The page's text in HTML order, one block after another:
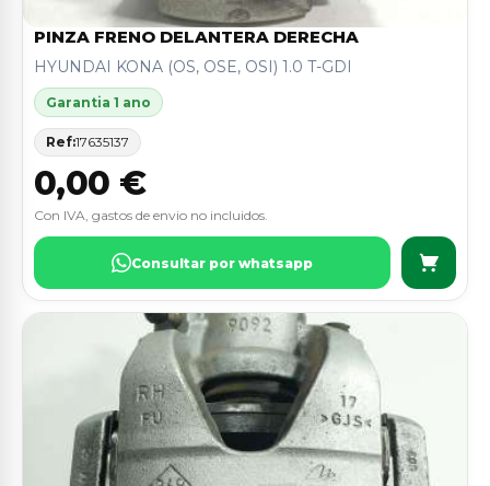
PINZA FRENO DELANTERA DERECHA
HYUNDAI KONA (OS, OSE, OSI) 1.0 T-GDI
Garantia 1 ano
Ref:17635137
0,00 €
Con IVA, gastos de envio no incluidos.
Consultar por whatsapp